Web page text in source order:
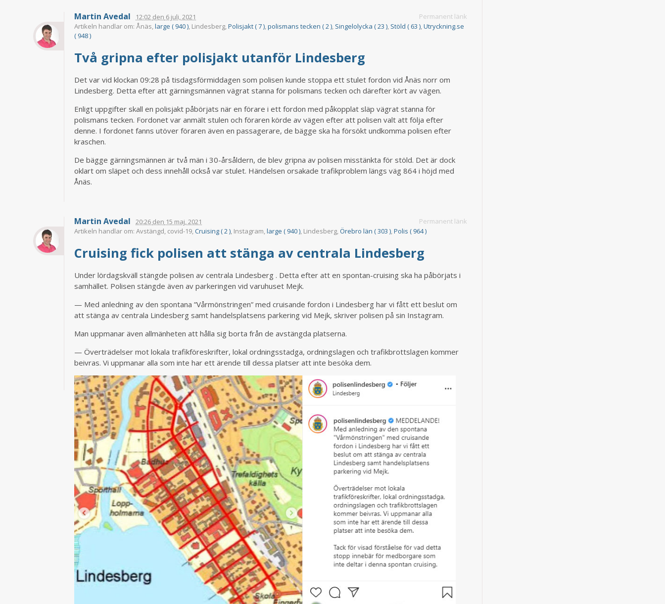
Martin Avedal 12:02 den 6 juli, 2021
Permanent länk
Artikeln handlar om: Ånäs,large ( 940 ), Lindesberg,Polisjakt ( 7 ),polismans tecken ( 2 ), Singelolycka ( 23 ), Stöld ( 63 ),Utryckning.se
( 948 )
Två gripna efter polisjakt utanför Lindesberg
Det var vid klockan 09:28 på tisdagsförmiddagen som polisen kunde stoppa ett stulet fordon vid Ånäs norr om
Lindesberg. Detta efter att gärningsmännen vägrat stanna för polismans tecken och därefter kört av vägen.
Enligt uppgifter skall en polisjakt påbörjats när en förare i ett fordon med påkopplat släp vägrat stanna för
polismans tecken. Fordonet var anmält stulen och föraren körde av vägen efter att polisen valt att följa efter
denne. I fordonet fanns utöver föraren även en passagerare, de bägge ska ha försökt undkomma polisen efter
kraschen.
De bägge gärningsmännen är två män i 30-årsåldern, de blev gripna av polisen misstänkta för stöld. Det är dock
oklart om släpet och dess innehåll också var stulet. Händelsen orsakade trafikproblem längs väg 864 i höjd med
Ånäs.
Martin Avedal 20:26 den 15 maj, 2021
Permanent länk
Artikeln handlar om: Avstängd, covid-19,Cruising ( 2 ), Instagram,large ( 940 ), Lindesberg,Örebro län ( 303 ),Polis ( 964 )
Cruising fick polisen att stänga av centrala Lindesberg
Under lördagskväll stängde polisen av centrala Lindesberg . Detta efter att en spontan-cruising ska ha påbörjats i
samhället. Polisen stängde även av parkeringen vid varuhuset Mejk.
— Med anledning av den spontana ”Vårmönstringen” med cruisande fordon i Lindesberg har vi fått ett beslut om
att stänga av centrala Lindesberg samt handelsplatsens parkering vid Mejk, skriver polisen på sin Instagram.
Man uppmanar även allmänheten att hålla sig borta från de avstängda platserna.
— Överträdelser mot lokala trafikföreskrifter, lokal ordningsstadga, ordningslagen och trafikbrottslagen kommer
beivras. Vi uppmanar alla som inte har ett ärende till dessa platser att inte besöka dem.